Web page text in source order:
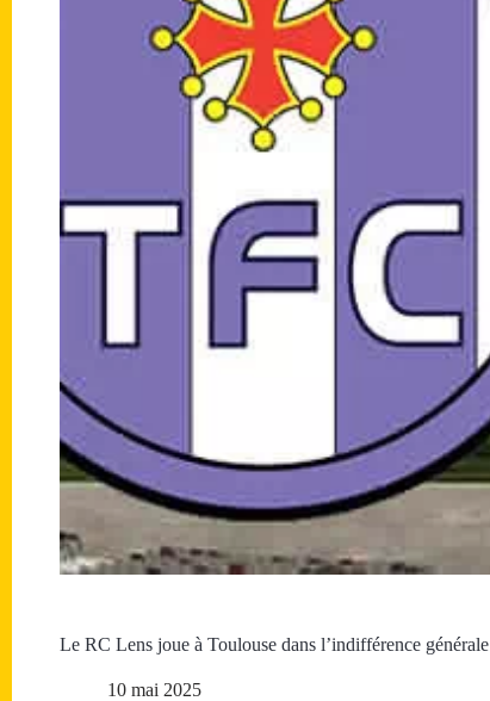
Le RC Lens joue à Toulouse dans l’indifférence générale
10 mai 2025